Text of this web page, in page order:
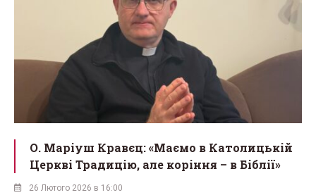
О. Маріуш Кравєц: «Маємо в Католицькій
Церкві Традицію, але коріння – в Біблії»
26 Лютого 2026 в 16:00